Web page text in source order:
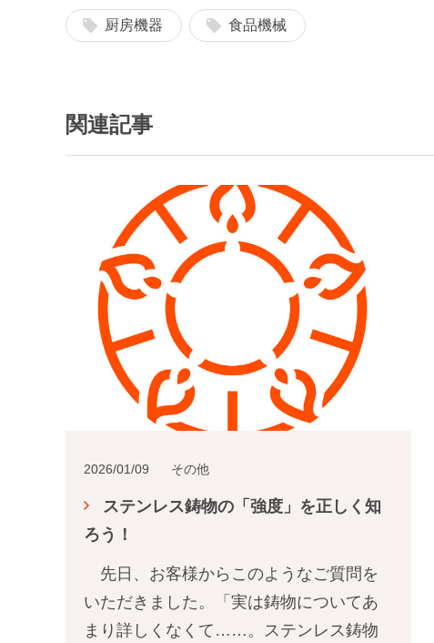
厨房機器 食品機械
関連記事
2026/01/09 その他
ステンレス鋳物の「強度」を正しく知
ろう！
先日、お客様からこのようなご質問を
いただきました。「実は鋳物についてあ
まり詳しくなくて……。ステンレス鋳物